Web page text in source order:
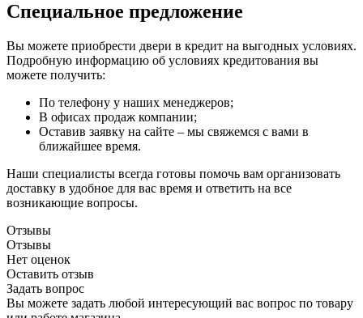
Специальное предложение
Вы можете приобрести двери в кредит на выгодных условиях.
Подробную информацию об условиях кредитования вы
можете получить:
По телефону у наших менеджеров;
В офисах продаж компании;
Оставив заявку на сайте – мы свяжемся с вами в
ближайшее время.
Наши специалисты всегда готовы помочь вам организовать
доставку в удобное для вас время и ответить на все
возникающие вопросы.
Отзывы
Отзывы
Нет оценок
Оставить отзыв
Задать вопрос
Вы можете задать любой интересующий вас вопрос по товару